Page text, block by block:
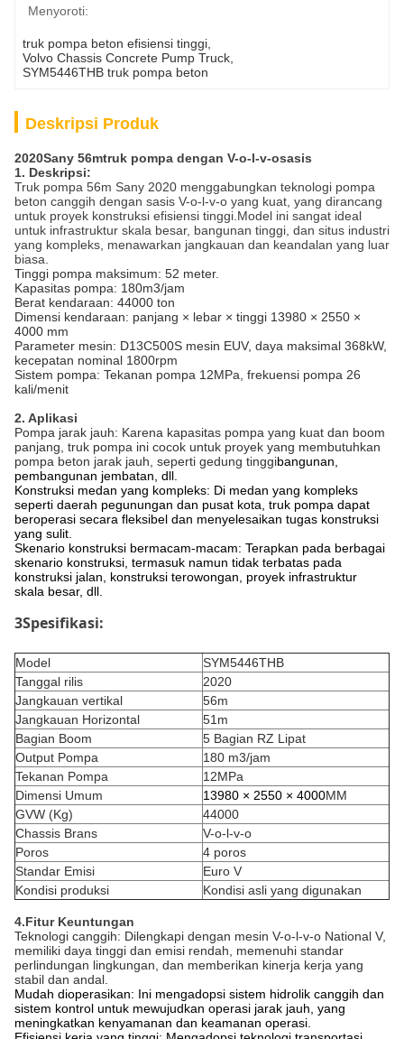
Menyoroti:
truk pompa beton efisiensi tinggi
Volvo Chassis Concrete Pump Truck
SYM5446THB truk pompa beton
Deskripsi Produk
2020Sany 56mtruk pompa dengan V-o-l-v-osasis
1. Deskripsi:
Truk pompa 56m Sany 2020 menggabungkan teknologi pompa
beton canggih dengan sasis V-o-l-v-o yang kuat, yang dirancang
untuk proyek konstruksi efisiensi tinggi.Model ini sangat ideal
untuk infrastruktur skala besar, bangunan tinggi, dan situs industri
yang kompleks, menawarkan jangkauan dan keandalan yang luar
biasa.
Tinggi pompa maksimum: 52 meter.
Kapasitas pompa: 180m3/jam
Berat kendaraan: 44000 ton
Dimensi kendaraan: panjang × lebar × tinggi 13980 × 2550 ×
4000 mm
Parameter mesin: D13C500S mesin EUV, daya maksimal 368kW,
kecepatan nominal 1800rpm
Sistem pompa: Tekanan pompa 12MPa, frekuensi pompa 26
kali/menit
2. Aplikasi
Pompa jarak jauh: Karena kapasitas pompa yang kuat dan boom
panjang, truk pompa ini cocok untuk proyek yang membutuhkan
pompa beton jarak jauh, seperti gedung tinggibangunan,
pembangunan jembatan, dll.
Konstruksi medan yang kompleks: Di medan yang kompleks
seperti daerah pegunungan dan pusat kota, truk pompa dapat
beroperasi secara fleksibel dan menyelesaikan tugas konstruksi
yang sulit.
Skenario konstruksi bermacam-macam: Terapkan pada berbagai
skenario konstruksi, termasuk namun tidak terbatas pada
konstruksi jalan, konstruksi terowongan, proyek infrastruktur
skala besar, dll.
3Spesifikasi:
Model
SYM5446THB
Tanggal rilis
2020
Jangkauan vertikal
56m
Jangkauan Horizontal
51m
Bagian Boom
5 Bagian RZ Lipat
Output Pompa
180 m3/jam
Tekanan Pompa
12MPa
Dimensi Umum
13980 × 2550 × 4000MM
GVW (Kg)
44000
Chassis Brans
V-o-l-v-o
Poros
4 poros
Standar Emisi
Euro V
Kondisi produksi
Kondisi asli yang digunakan
4.Fitur Keuntungan
Teknologi canggih: Dilengkapi dengan mesin V-o-l-v-o National V,
memiliki daya tinggi dan emisi rendah, memenuhi standar
perlindungan lingkungan, dan memberikan kinerja kerja yang
stabil dan andal.
Mudah dioperasikan: Ini mengadopsi sistem hidrolik canggih dan
sistem kontrol untuk mewujudkan operasi jarak jauh, yang
meningkatkan kenyamanan dan keamanan operasi.